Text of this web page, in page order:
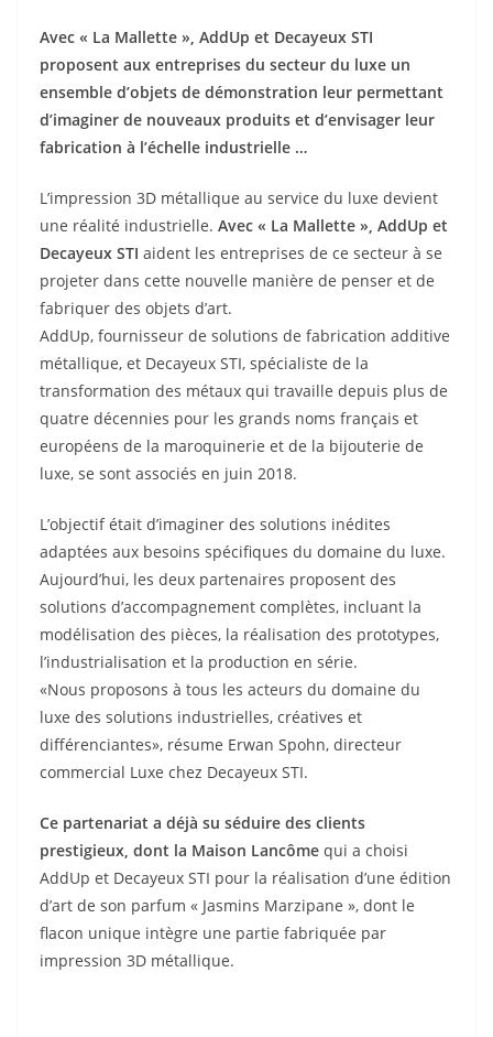
Avec « La Mallette », AddUp et Decayeux STI
proposent aux entreprises du secteur du luxe un
ensemble d’objets de démonstration leur permettant
d’imaginer de nouveaux produits et d’envisager leur
fabrication à l’échelle industrielle …
L’impression 3D métallique au service du luxe devient
une réalité industrielle. Avec « La Mallette », AddUp et
Decayeux STI aident les entreprises de ce secteur à se
projeter dans cette nouvelle manière de penser et de
fabriquer des objets d’art.
AddUp, fournisseur de solutions de fabrication additive
métallique, et Decayeux STI, spécialiste de la
transformation des métaux qui travaille depuis plus de
quatre décennies pour les grands noms français et
européens de la maroquinerie et de la bijouterie de
luxe, se sont associés en juin 2018.
L’objectif était d’imaginer des solutions inédites
adaptées aux besoins spécifiques du domaine du luxe.
Aujourd’hui, les deux partenaires proposent des
solutions d’accompagnement complètes, incluant la
modélisation des pièces, la réalisation des prototypes,
l’industrialisation et la production en série.
«Nous proposons à tous les acteurs du domaine du
luxe des solutions industrielles, créatives et
différenciantes», résume Erwan Spohn, directeur
commercial Luxe chez Decayeux STI.
Ce partenariat a déjà su séduire des clients
prestigieux, dont la Maison Lancôme qui a choisi
AddUp et Decayeux STI pour la réalisation d’une édition
d’art de son parfum « Jasmins Marzipane », dont le
flacon unique intègre une partie fabriquée par
impression 3D métallique.